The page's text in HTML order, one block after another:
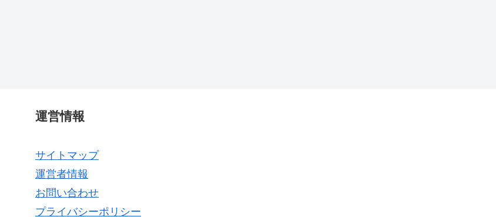
運営情報
サイトマップ
運営者情報
お問い合わせ
プライバシーポリシー